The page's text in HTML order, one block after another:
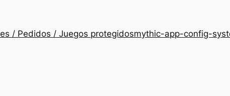
/ Pedidos / Juegos protegidosmythic-app-config-